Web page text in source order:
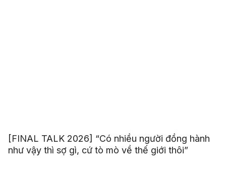
[FINAL TALK 2026] “Có nhiều người đồng hành
như vậy thì sợ gì, cứ tò mò về thế giới thôi”